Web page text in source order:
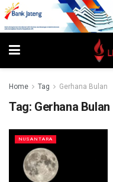
Home Tag Gerhana Bulan
Tag: Gerhana Bulan
NUSANTARA